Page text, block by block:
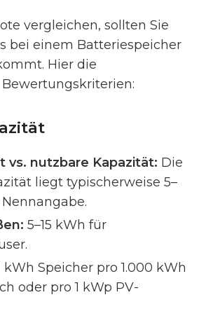
vergleichen, sollten Sie
bei einem Batteriespeicher
Hier die
vs. nutzbare Kapazität: Die
liegt typischerweise 5–
5–15 kWh für
kWh Speicher pro 1.000 kWh
oder pro 1 kWp PV-